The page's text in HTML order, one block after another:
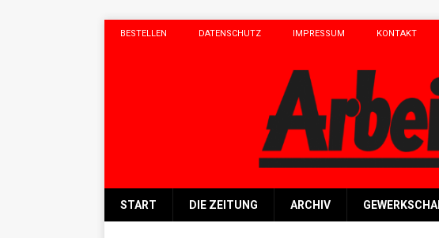
BESTELLEN DATENSCHUTZ IMPRESSUM KONTAKT
START DIE ZEITUNG ARCHIV